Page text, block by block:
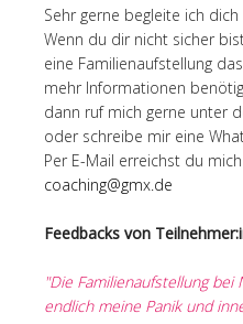
Sehr gerne begleite ich
Wenn du dir nicht sicher
eine Familienaufstellung
mehr Informationen
dann ruf mich gerne unter
oder schreibe mir eine
Per E-Mail erreichst du
coaching@gmx.de
Feedbacks von
"Die Familienaufstellung bei
endlich meine Panik und